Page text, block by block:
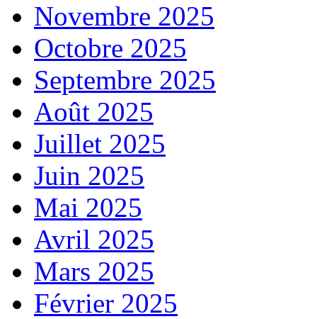
Novembre 2025
Octobre 2025
Septembre 2025
Août 2025
Juillet 2025
Juin 2025
Mai 2025
Avril 2025
Mars 2025
Février 2025